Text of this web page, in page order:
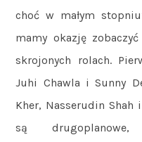
choć w małym
mamy okazję
skrojonych rolach.
Juhi Chawla i Sunny
Kher, Nasserudin Shah
są